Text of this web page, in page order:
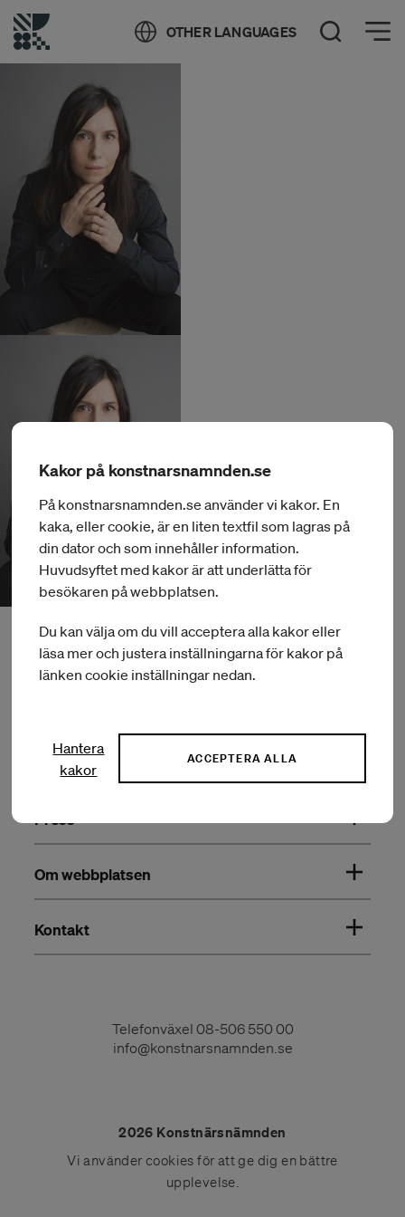
OTHER LANGUAGES Öppna sök
Öppna meny
Om Konstnärsnämnden
Press
Om webbplatsen
Kontakt
Telefonväxel 08-506 550 00
info@konstnarsnamnden.se
2026 Konstnärsnämnden
Vi använder cookies för att ge dig en bättre
upplevelse.
Kakor på konstnarsnamnden.se
På konstnarsnamnden.se använder vi kakor. En
kaka, eller cookie, är en liten textfil som lagras på
din dator och som innehåller information.
Huvudsyftet med kakor är att underlätta för
besökaren på webbplatsen.
Du kan välja om du vill acceptera alla kakor eller
läsa mer och justera inställningarna för kakor på
länken cookie inställningar nedan.
Hantera
kakor
ACCEPTERA ALLA